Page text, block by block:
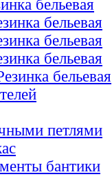
бельевая
бельевая
бельевая
бельевая
бельевая
петлями
бантики